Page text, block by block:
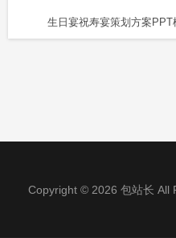
生日宴祝寿宴策划方案PPT
Copyright © 2026 包站长 All